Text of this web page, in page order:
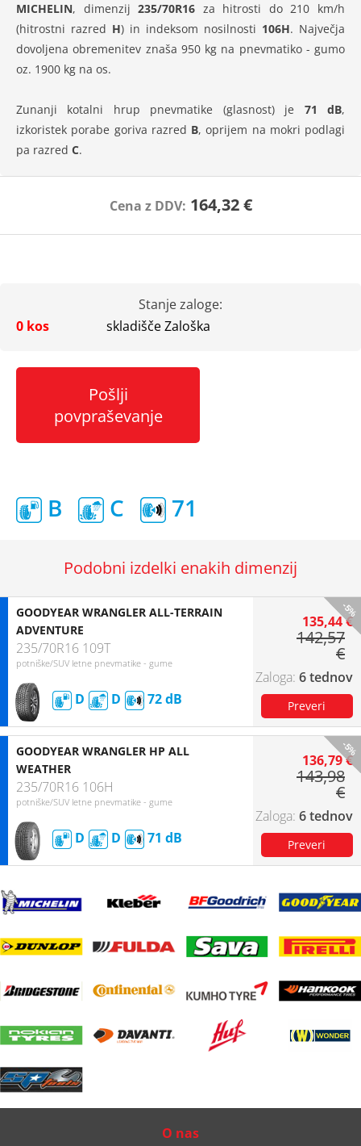
MICHELIN, dimenzij235/70R16 za hitrosti do 210 km/h
(hitrostni razred H) in indeksom nosilnosti 106H. Največja
dovoljena obremenitev znaša 950 kg na pnevmatiko - gumo
oz. 1900 kg na os.
Zunanji kotalni hrup pnevmatike (glasnost) je 71 dB,
izkoristek porabe goriva razred B, oprijem na mokri podlagi
pa razred C.
Cena z DDV: 164,32 €
Stanje zaloge:
0 kos
skladišče Zaloška
Pošlji
povpraševanje
B C 71
Podobni izdelki enakih dimenzij
-5%
GOODYEAR WRANGLER ALL-TERRAIN
ADVENTURE
235/70R16 109T
potniške/SUV letne pnevmatike - gume
D D 72
135,44 €
142,57
€
6 tednov
-5%
GOODYEAR WRANGLER HP ALL
WEATHER
235/70R16 106H
potniške/SUV letne pnevmatike - gume
D D 71
136,79 €
143,98
€
6 tednov
O nas